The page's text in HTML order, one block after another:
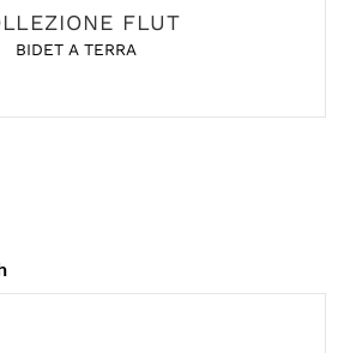
FLUT
BIDET A TERRA